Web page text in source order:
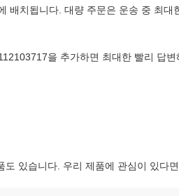
치됩니다. 대량 주문은 운송 중 최대
을 추가하면 최대한 빨리 답
있습니다. 우리 제품에 관심이 있다면.